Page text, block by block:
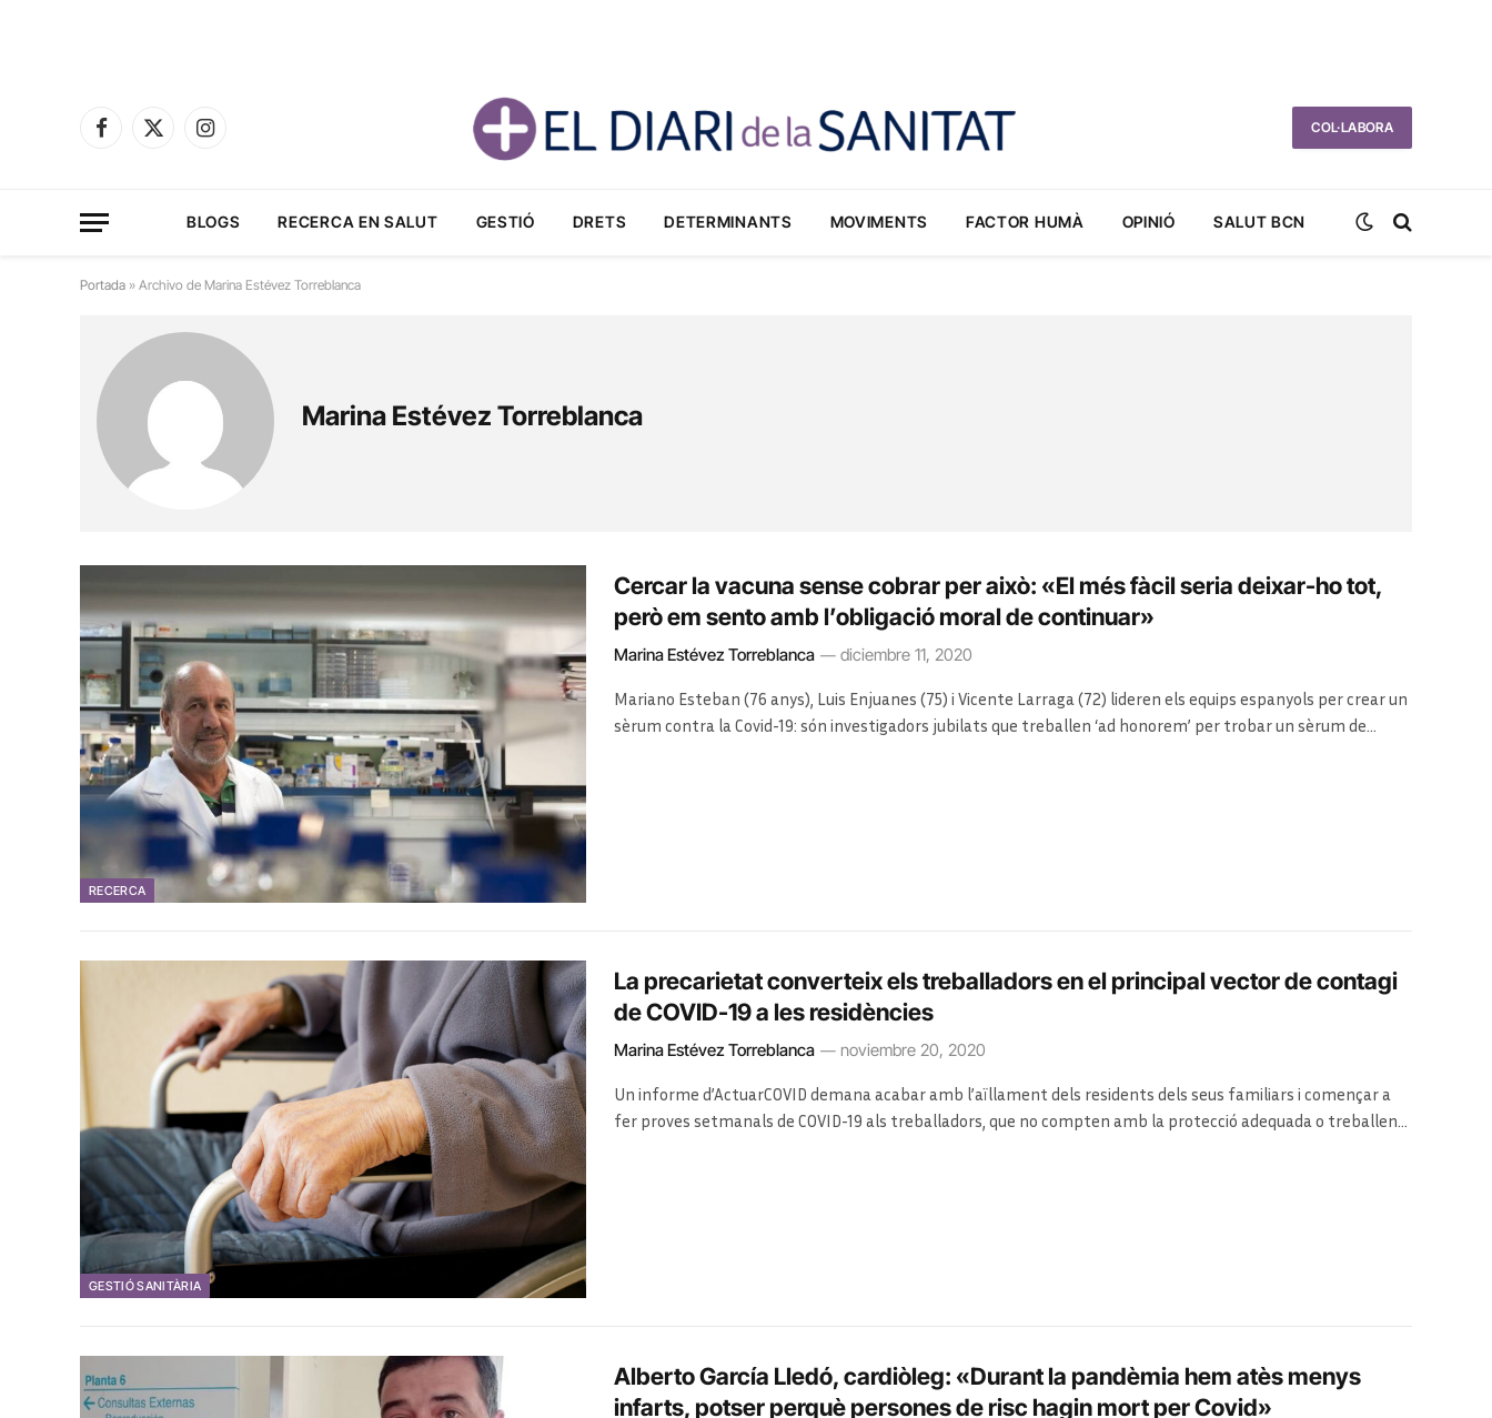
Facebook
X
Instagram
COL·LABORA
BLOGS RECERCA EN SALUT GESTIÓ DRETS DETERMINANTS MOVIMENTS FACTOR HUMÀ OPINIÓ SALUT BCN
Portada » Archivo de Marina Estévez Torreblanca
Marina Estévez Torreblanca
RECERCA
Cercar la vacuna sense cobrar per això: «El més fàcil seria deixar-ho tot,
però em sento amb l’obligació moral de continuar»
Marina Estévez Torreblanca diciembre 11, 2020
Mariano Esteban (76 anys), Luis Enjuanes (75) i Vicente Larraga (72) lideren els equips espanyols per crear un
sèrum contra la Covid-19: són investigadors jubilats que treballen ‘ad honorem’ per trobar un sèrum de
GESTIÓ SANITÀRIA
La precarietat converteix els treballadors en el principal vector de contagi
de COVID-19 a les residències
Marina Estévez Torreblanca noviembre 20, 2020
Un informe d’ActuarCOVID demana acabar amb l’aïllament dels residents dels seus familiars i començar a
fer proves setmanals de COVID-19 als treballadors, que no compten amb la protecció adequada o treballen
Alberto García Lledó, cardiòleg: «Durant la pandèmia hem atès menys
infarts, potser perquè persones de risc hagin mort per Covid»